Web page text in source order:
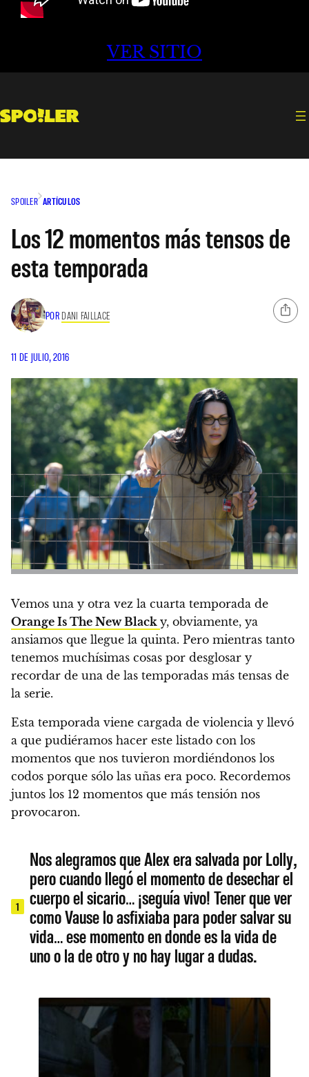
VER SITIO
SPOILER ARTÍCULOS
Los 12 momentos más tensos de
esta temporada
POR DANI FAILLACE
11 DE JULIO, 2016
Vemos una y otra vez la cuarta temporada de
Orange Is The New Black y, obviamente, ya
ansiamos que llegue la quinta. Pero mientras tanto
tenemos muchísimas cosas por desglosar y
recordar de una de las temporadas más tensas de
la serie.
Esta temporada viene cargada de violencia y llevó
a que pudiéramos hacer este listado con los
momentos que nos tuvieron mordiéndonos los
codos porque sólo las uñas era poco. Recordemos
juntos los 12 momentos que más tensión nos
provocaron.
1
Nos alegramos que Alex era salvada por Lolly,
pero cuando llegó el momento de desechar el
cuerpo el sicario… ¡seguía vivo! Tener que ver
como Vause lo asfixiaba para poder salvar su
vida… ese momento en donde es la vida de
uno o la de otro y no hay lugar a dudas.